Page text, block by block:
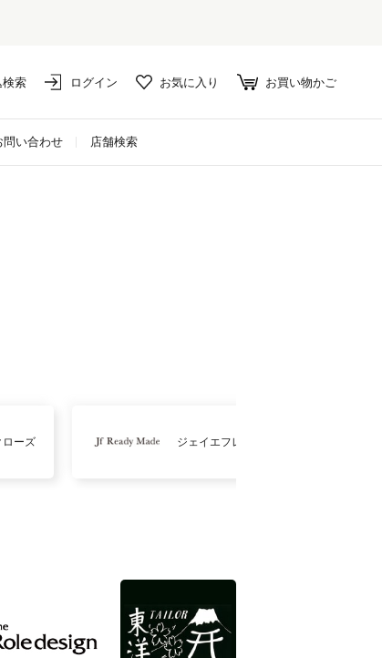
検索 ログイン お気に入り お買い物かご
問い合わせ 店舗検索
ローズ ジェイエフレディメイド